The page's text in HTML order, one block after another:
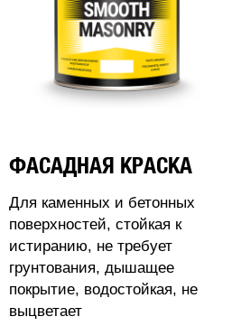
ФАСАДНАЯ КРАСКА
Для каменных и бетонных
поверхностей, стойкая к
истиранию, не требует
грунтования, дышащее
покрытие, водостойкая, не
выцветает